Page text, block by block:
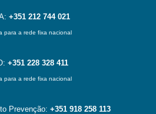
+351 212 744 021
para a rede fixa nacional
+351 228 328 411
para a rede fixa nacional
Prevenção: +351 918 258 113